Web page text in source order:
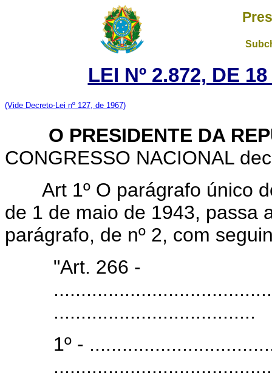
LEI Nº 2.872, DE
(Vide Decreto-Lei nº 127, de 1967)
O PRESIDENTE DA
CONGRESSO NACIONAL
Art 1º O parágrafo único
de 1 de maio de 1943, passa
parágrafo, de nº 2, com
"Art. 266 -
.....................................
1º -